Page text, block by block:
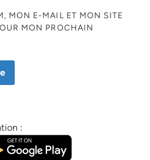
MON E-MAIL ET MON SITE
MON PROCHAIN
: